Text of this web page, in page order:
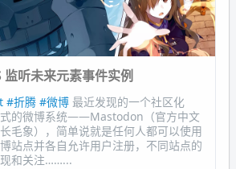
监听未来元素事件实例
#折腾 #微博 最近发现的一个社区化
式的微博系统——Mastodon（官方中文
毛象），简单说就是任何人都可以使用
站点并各自允许用户注册，不同站点的
和关注……...